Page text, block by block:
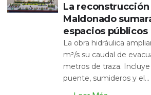
La reconstrucción
Maldonado
espacios públicos
La obra hidráulica
m³/s su caudal de
metros de traza.
puente, sumideros y el...